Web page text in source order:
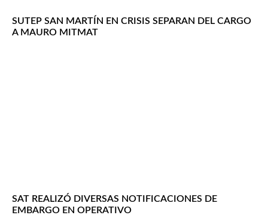
SUTEP SAN MARTÍN EN CRISIS SEPARAN DEL CARGO
A MAURO MITMAT
SAT REALIZÓ DIVERSAS NOTIFICACIONES DE
EMBARGO EN OPERATIVO